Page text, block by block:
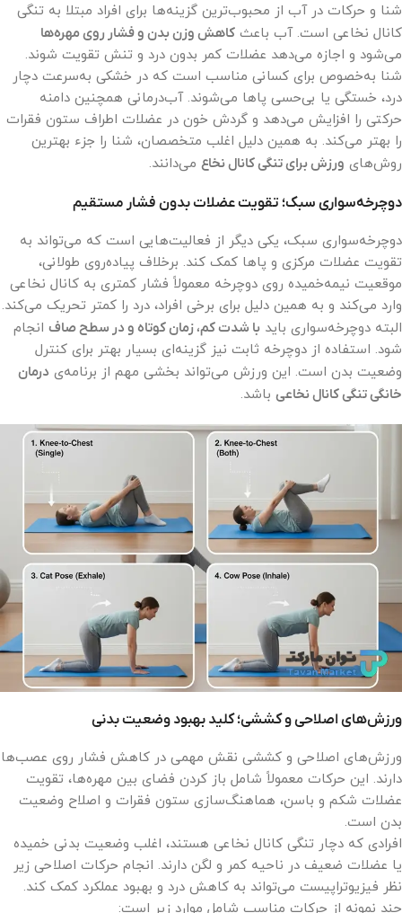
شنا و حرکات در آب از محبوب‌ترین گزینه‌ها برای افراد مبتلا به تنگی
کانال نخاعی است. آب باعث کاهش وزن بدن و فشار روی مهره‌ها
می‌شود و اجازه می‌دهد عضلات کمر بدون درد و تنش تقویت شوند.
شنا به‌خصوص برای کسانی مناسب است که در خشکی به‌سرعت دچار
درد، خستگی یا بی‌حسی پاها می‌شوند. آب‌درمانی همچنین دامنه
حرکتی را افزایش می‌دهد و گردش خون در عضلات اطراف ستون فقرات
را بهتر می‌کند. به همین دلیل اغلب متخصصان، شنا را جزء بهترین
روش‌های ورزش برای تنگی کانال نخاع می‌دانند.
دوچرخه‌سواری سبک؛ تقویت عضلات بدون فشار مستقیم
دوچرخه‌سواری سبک، یکی دیگر از فعالیت‌هایی است که می‌تواند به
تقویت عضلات مرکزی و پاها کمک کند. برخلاف پیاده‌روی طولانی،
موقعیت نیمه‌خمیده روی دوچرخه معمولاً فشار کمتری به کانال نخاعی
وارد می‌کند و به همین دلیل برای برخی افراد، درد را کمتر تحریک می‌کند.
البته دوچرخه‌سواری باید با شدت کم، زمان کوتاه و در سطح صاف انجام
شود. استفاده از دوچرخه ثابت نیز گزینه‌ای بسیار بهتر برای کنترل
وضعیت بدن است. این ورزش می‌تواند بخشی مهم از برنامه‌ی درمان
خانگی تنگی کانال نخاعی باشد.
ورزش‌های اصلاحی و کششی؛ کلید بهبود وضعیت بدنی
ورزش‌های اصلاحی و کششی نقش مهمی در کاهش فشار روی عصب‌ها
دارند. این حرکات معمولاً شامل باز کردن فضای بین مهره‌ها، تقویت
عضلات شکم و باسن، هماهنگ‌سازی ستون فقرات و اصلاح وضعیت
بدن است.
افرادی که دچار تنگی کانال نخاعی هستند، اغلب وضعیت بدنی خمیده
یا عضلات ضعیف در ناحیه کمر و لگن دارند. انجام حرکات اصلاحی زیر
نظر فیزیوتراپیست می‌تواند به کاهش درد و بهبود عملکرد کمک کند.